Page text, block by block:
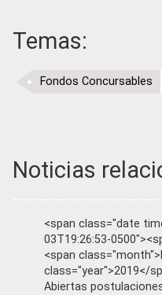
Temas:
Fondos Concursables
Noticias
<span class="date
03T19:26:53-
<span
class="year">2019</
Abiertas